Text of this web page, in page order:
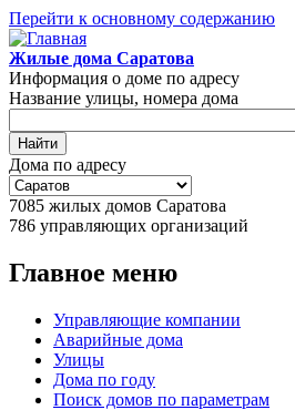
Перейти к основному содержанию
Жилые дома Саратова
Информация о доме по адресу
Название улицы, номера дома
Дома по адресу
7085 жилых домов Саратова
786 управляющих организаций
Главное меню
Управляющие компании
Аварийные дома
Улицы
Дома по году
Поиск домов по параметрам